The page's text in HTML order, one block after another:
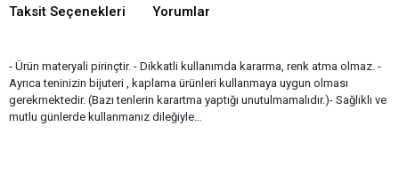
Taksit Seçenekleri Yorumlar
- Ürün materyali pirinçtir. - Dikkatli kullanımda kararma, renk atma olmaz. -
Ayrıca teninizin bijuteri , kaplama ürünleri kullanmaya uygun olması
gerekmektedir. (Bazı tenlerin karartma yaptığı unutulmamalıdır.)- Sağlıklı ve
mutlu günlerde kullanmanız dileğiyle…